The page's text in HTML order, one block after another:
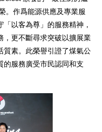
。作爲能源供應及專業服
以客為尊」的服務精神，
，更不斷尋求突破以擴展業
質素。此榮譽引證了煤氣公
的服務廣受市民認同和支